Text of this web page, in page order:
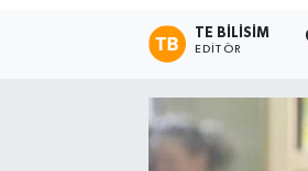
TE BILISIM
EDITÖR
Haber Arşivi